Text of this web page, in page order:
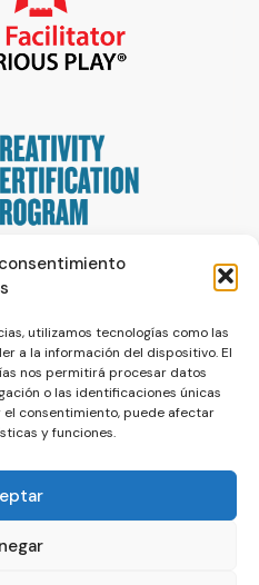
utilizamos tecnologías como las
a la información del dispositivo. El
nos permitirá procesar datos
o las identificaciones únicas
consentimiento, puede afectar
y funciones.